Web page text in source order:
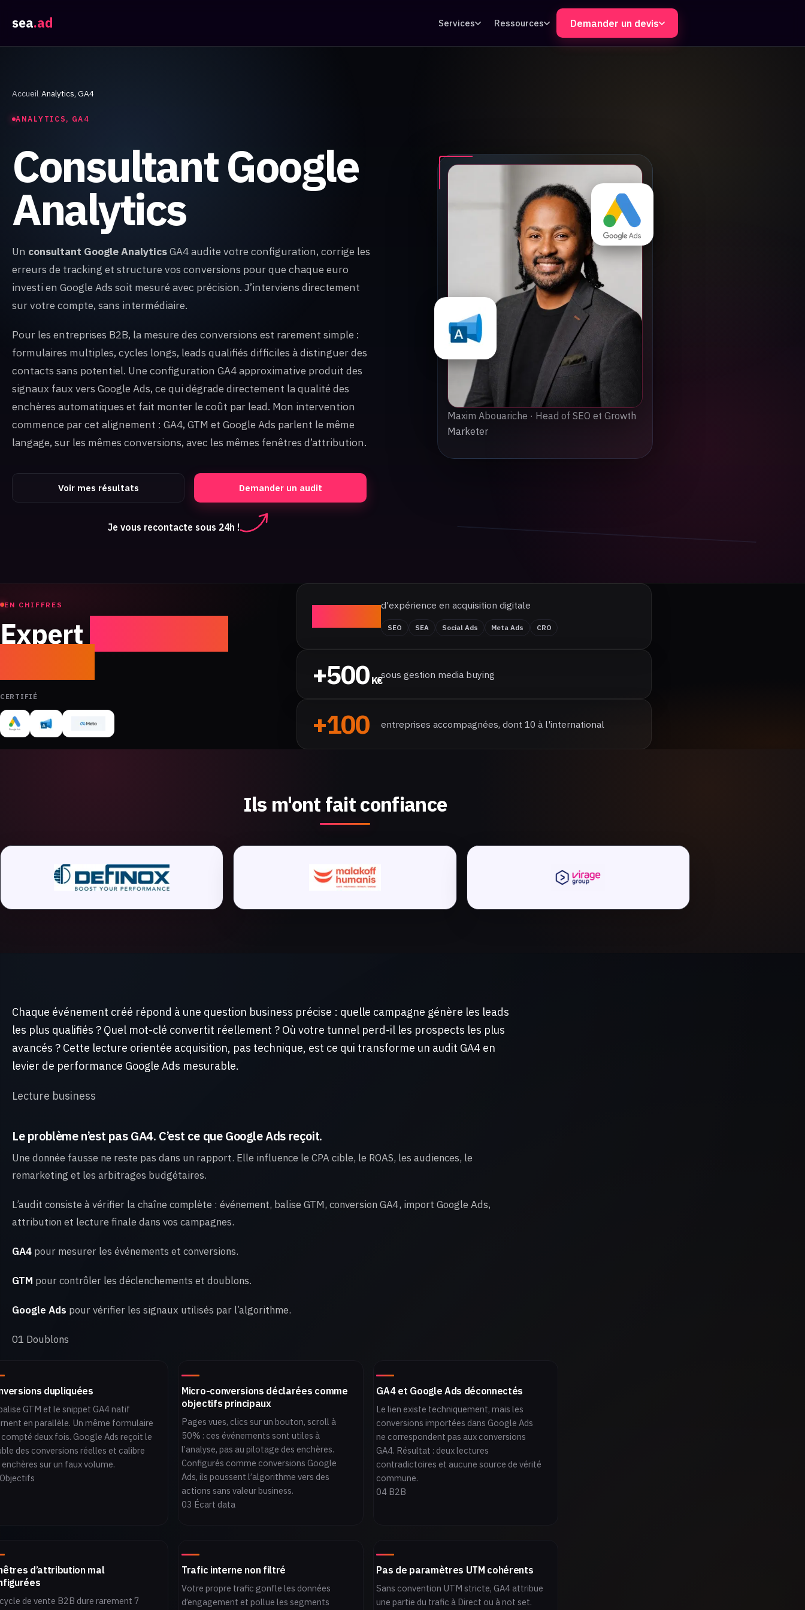
sea.ad Services Ressources Demander un devis
Accueil Analytics, GA4
ANALYTICS, GA4
Consultant Google
Analytics
Un consultant Google AnalyticsGA4 audite votre configuration, corrige les
erreurs de tracking et structure vos conversions pour que chaque euro
investi en Google Ads soit mesuré avec précision. J’interviens directement
sur votre compte, sans intermédiaire.
Pour les entreprises B2B, la mesure des conversions est rarement simple :
formulaires multiples, cycles longs, leads qualifiés difficiles à distinguer des
contacts sans potentiel. Une configuration GA4 approximative produit des
signaux faux vers Google Ads, ce qui dégrade directement la qualité des
enchères automatiques et fait monter le coût par lead. Mon intervention
commence par cet alignement : GA4, GTM et Google Ads parlent le même
langage, sur les mêmes conversions, avec les mêmes fenêtres d’attribution.
Voir mes résultats Demander un audit
Je vous recontacte sous 24h !
Maxim Abouariche · Head of SEO et Growth
Marketer
EN CHIFFRES
Expertacquisition
CERTIFIÉ
+7 d'expérience en acquisition digitale
SEO SEA Social Ads Meta Ads CRO
+500 K€sous gestion media buying
+100 entreprises accompagnées, dont 10 à l'international
Ils m'ont fait confiance
Chaque événement créé répond à une question business précise : quelle campagne génère les leads
les plus qualifiés ? Quel mot-clé convertit réellement ? Où votre tunnel perd-il les prospects les plus
avancés ? Cette lecture orientée acquisition, pas technique, est ce qui transforme un audit GA4 en
levier de performance Google Ads mesurable.
Lecture business
Le problème n’est pas GA4. C’est ce que Google Ads reçoit.
Une donnée fausse ne reste pas dans un rapport. Elle influence le CPA cible, le ROAS, les audiences, le
remarketing et les arbitrages budgétaires.
L’audit consiste à vérifier la chaîne complète : événement, balise GTM, conversion GA4, import Google Ads,
attribution et lecture finale dans vos campagnes.
GA4 pour mesurer les événements et conversions.
GTM pour contrôler les déclenchements et doublons.
Google Ads pour vérifier les signaux utilisés par l’algorithme.
01 Doublons
dupliquées
GTM et le snippet GA4 natif
en parallèle. Un même formulaire
deux fois. Google Ads reçoit le
des conversions réelles et calibre
enchères sur un faux volume.
Micro-conversions déclarées comme
objectifs principaux
Pages vues, clics sur un bouton, scroll à
50% : ces événements sont utiles à
l’analyse, pas au pilotage des enchères.
Configurés comme conversions Google
Ads, ils poussent l’algorithme vers des
actions sans valeur business.
03 Écart data
GA4 et Google Ads déconnectés
Le lien existe techniquement, mais les
conversions importées dans Google Ads
ne correspondent pas aux conversions
GA4. Résultat : deux lectures
contradictoires et aucune source de vérité
commune.
04 B2B
d’attribution mal
de vente B2B dure rarement 7
Trafic interne non filtré
Votre propre trafic gonfle les données
d’engagement et pollue les segments
Pas de paramètres UTM cohérents
Sans convention UTM stricte, GA4 attribue
une partie du trafic à Direct ou à not set.